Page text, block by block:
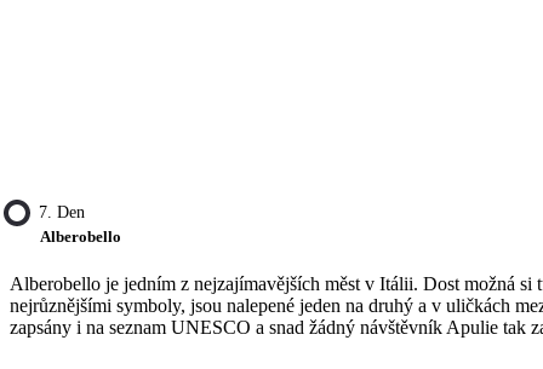
7. Den
Alberobello
Alberobello je jedním z nejzajímavějších měst v Itálii. Dost možná si
nejrůznějšími symboly, jsou nalepené jeden na druhý a v uličkách
zapsány i na seznam UNESCO a snad žádný návštěvník Apulie